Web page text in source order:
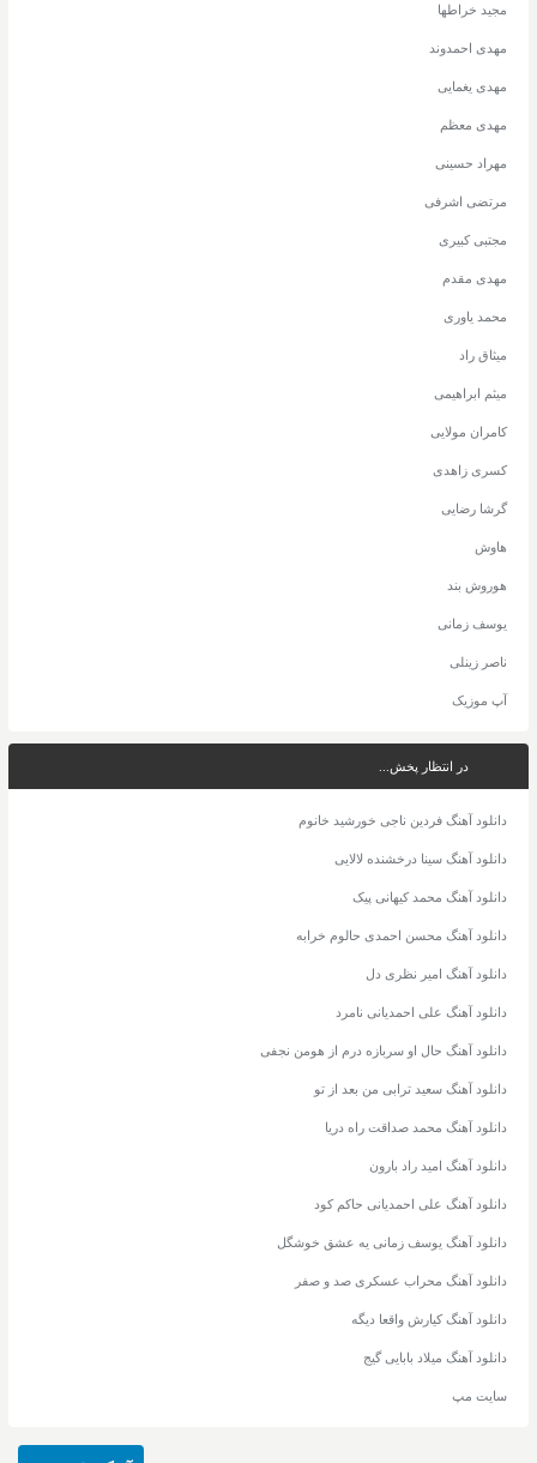
مجید خراطها
مهدی احمدوند
مهدی یغمایی
مهدی معظم
مهراد حسینی
مرتضی اشرفی
مجتبی کبیری
مهدی مقدم
محمد یاوری
میثاق راد
میثم ابراهیمی
کامران مولایی
کسری زاهدی
گرشا رضایی
هاوش
هوروش بند
یوسف زمانی
ناصر زینلی
آپ موزیک
در انتظار پخش...
دانلود آهنگ فردین ناجی خورشید خانوم
دانلود آهنگ سینا درخشنده لالایی
دانلود آهنگ محمد کیهانی پیک
دانلود آهنگ محسن احمدی حالوم خرابه
دانلود آهنگ امیر نظری دل
دانلود آهنگ علی احمدیانی نامرد
دانلود آهنگ حال او سربازه درم از هومن نجفی
دانلود آهنگ سعید ترابی من بعد از تو
دانلود آهنگ محمد صداقت راه دریا
دانلود آهنگ امید راد بارون
دانلود آهنگ علی احمدیانی حاکم کود
دانلود آهنگ یوسف زمانی یه عشق خوشگل
دانلود آهنگ محراب عسکری صد و صفر
دانلود آهنگ کیارش واقعا دیگه
دانلود آهنگ میلاد بابایی گیج
سایت مپ